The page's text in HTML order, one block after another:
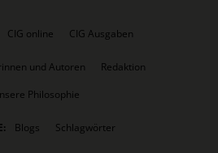
CIG online CIG Ausgaben
und Autoren
Redaktion
Philosophie
Blogs Schlagwörter